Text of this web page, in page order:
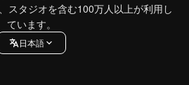
スタジオを含む100万人以上が利用し
ています。
日本語